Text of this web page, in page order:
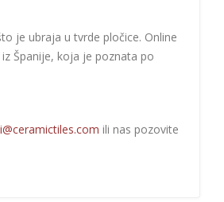
je ubraja u tvrde pločice. Online
Španije, koja je poznata po
ili nas pozovite